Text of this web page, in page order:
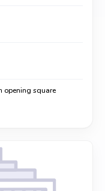
opening square